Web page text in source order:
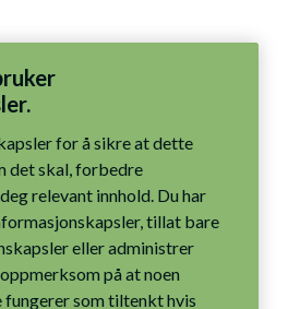
det skal, forbedre
relevant innhold. Du har
tillat bare
eller administrer
på at noen
som tiltenkt hvis